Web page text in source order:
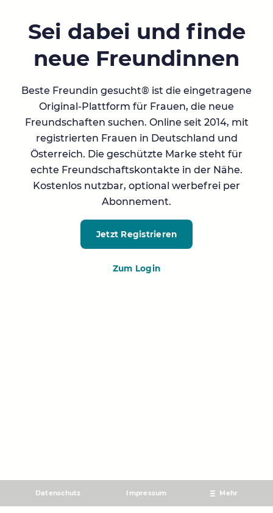
Sei dabei und finde
neue Freundinnen
Beste Freundin gesucht® ist die eingetragene
Original-Plattform für Frauen, die neue
Freundschaften suchen. Online seit 2014, mit
registrierten Frauen in Deutschland und
Österreich. Die geschützte Marke steht für
echte Freundschaftskontakte in der Nähe.
Kostenlos nutzbar, optional werbefrei per
Abonnement.
Jetzt Registrieren
Zum Login
Datenschutz Impressum Mehr